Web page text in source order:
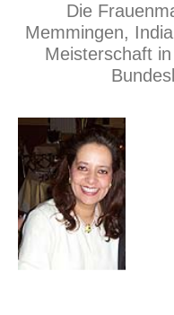
Die
Memmingen,
Meisterschaft